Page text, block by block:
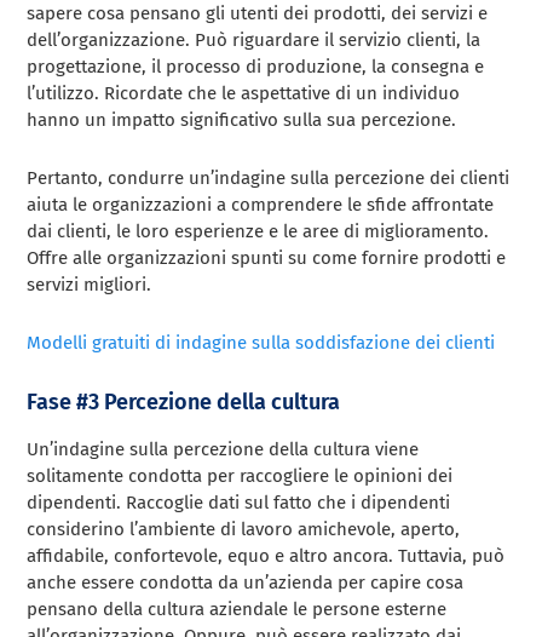
sapere cosa pensano gli utenti dei prodotti, dei servizi e
dell’organizzazione. Può riguardare il servizio clienti, la
progettazione, il processo di produzione, la consegna e
l’utilizzo. Ricordate che le aspettative di un individuo
hanno un impatto significativo sulla sua percezione.
Pertanto, condurre un’indagine sulla percezione dei clienti
aiuta le organizzazioni a comprendere le sfide affrontate
dai clienti, le loro esperienze e le aree di miglioramento.
Offre alle organizzazioni spunti su come fornire prodotti e
servizi migliori.
Modelli gratuiti di indagine sulla soddisfazione dei clienti
Fase #3 Percezione della cultura
Un’indagine sulla percezione della cultura viene
solitamente condotta per raccogliere le opinioni dei
dipendenti. Raccoglie dati sul fatto che i dipendenti
considerino l’ambiente di lavoro amichevole, aperto,
affidabile, confortevole, equo e altro ancora. Tuttavia, può
anche essere condotta da un’azienda per capire cosa
pensano della cultura aziendale le persone esterne